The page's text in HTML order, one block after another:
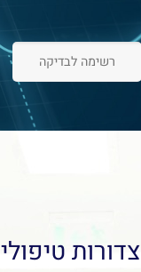
רשימה לבדיקה